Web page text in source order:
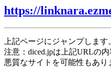
https://
上記ページにジャンプしま
注意：diced.jpは上記URLの内
悪質なサイトを可能性もあ